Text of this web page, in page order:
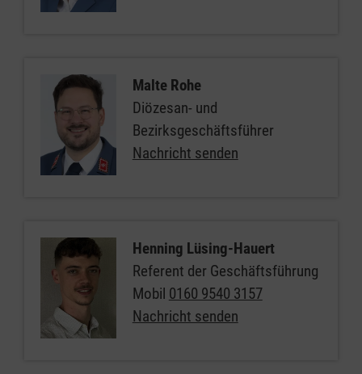
Malte Rohe
Diözesan- und
Bezirksgeschäftsführer
Nachricht senden
Henning Lüsing-Hauert
Referent der Geschäftsführung
Mobil 0160 9540 3157
Nachricht senden